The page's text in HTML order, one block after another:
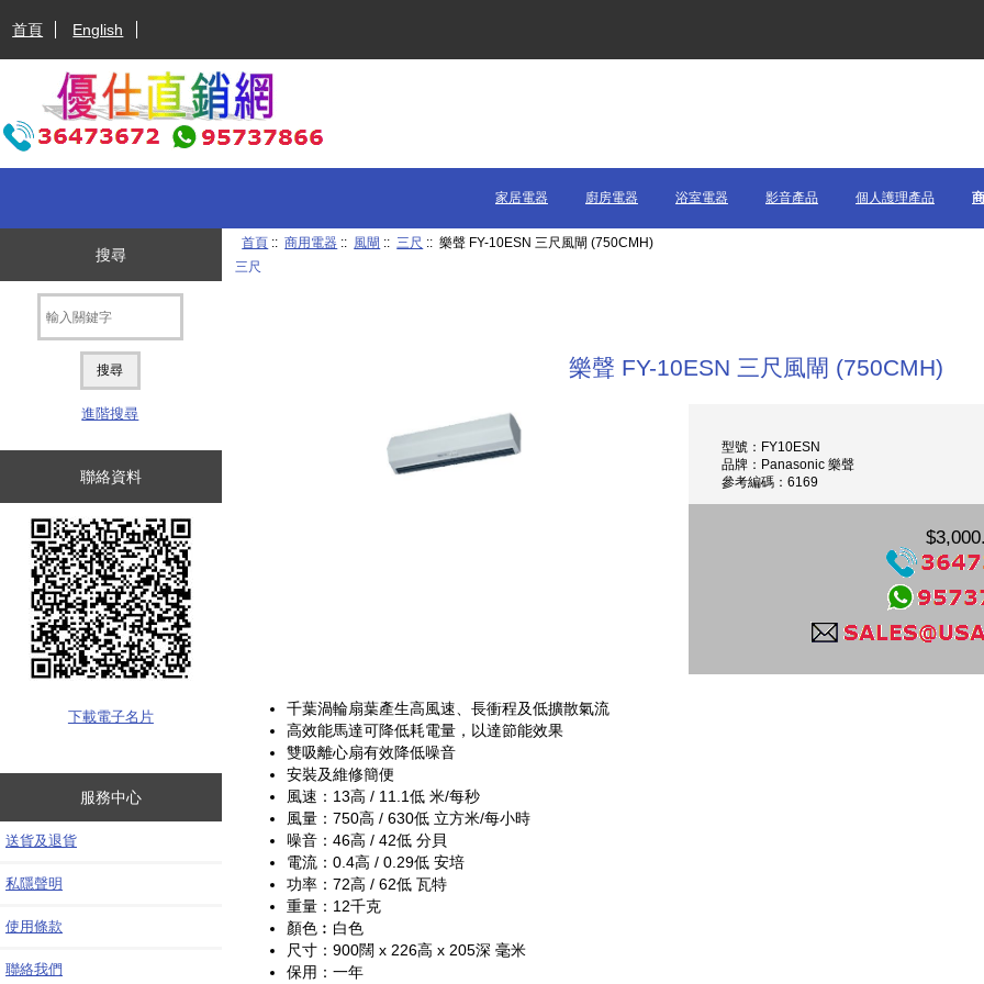
首頁 English
家居電器 廚房電器 浴室電器 影音產品 個人護理產品
搜尋
進階搜尋
聯絡資料
下載電子名片
服務中心
送貨及退貨
私隱聲明
使用條款
聯絡我們
首頁 ::商用電器 :: 風閘 :: 三尺 :: 樂聲 FY-10ESN 三尺風閘 (750CMH)
三尺
樂聲 FY-10ESN 三尺風閘 (750CMH)
型號：FY10ESN
品牌：Panasonic 樂聲
參考編碼：6169
千葉渦輪扇葉產生高風速、長衝程及低擴散氣流
高效能馬達可降低耗電量，以達節能效果
雙吸離心扇有效降低噪音
安裝及維修簡便
風速：13高 / 11.1低 米/每秒
風量：750高 / 630低 立方米/每小時
噪音：46高 / 42低 分貝
電流：0.4高 / 0.29低 安培
功率：72高 / 62低 瓦特
重量：12千克
顏色︰白色
尺寸：900闊 x 226高 x 205深 毫米
保用：一年